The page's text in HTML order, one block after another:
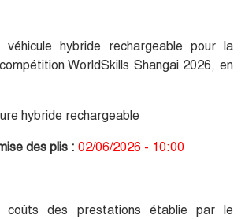
véhicule hybride rechargeable pour la
WorldSkills Shangai 2026, en
hybride rechargeable
des plis : 02/06/2026 - 10:00
coûts des prestations établie par le